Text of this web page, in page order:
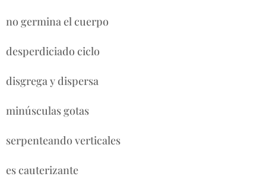
no germina el cuerpo
desperdiciado ciclo
disgrega y dispersa
minúsculas gotas
serpenteando verticales
es cauterizante